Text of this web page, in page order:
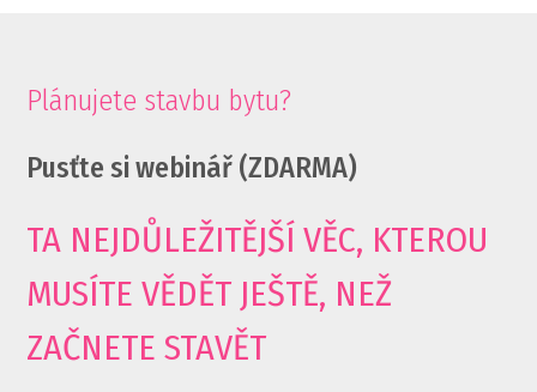
Plánujete stavbu bytu?
Pusťte si webinář (ZDARMA)
TA NEJDŮLEŽITĚJŠÍ VĚC, KTEROU
MUSÍTE VĚDĚT JEŠTĚ, NEŽ
ZAČNETE STAVĚT